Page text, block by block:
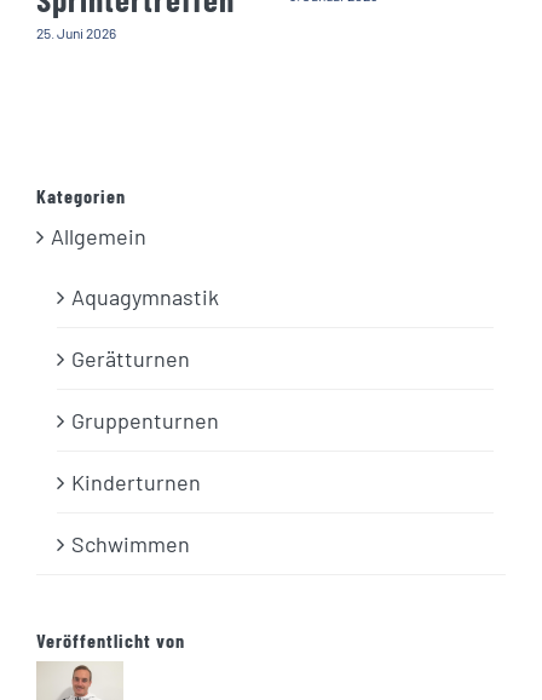
25. Juni 2026
Kategorien
Allgemein
Aquagymnastik
Gerätturnen
Gruppenturnen
Kinderturnen
Schwimmen
Veröffentlicht von